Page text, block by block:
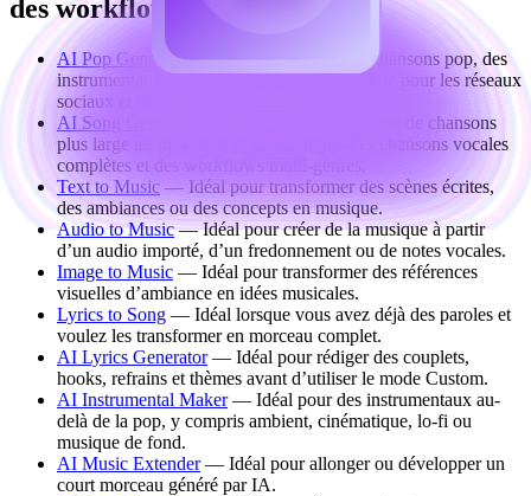
des workflows de chanson pop
AI Pop Generator— Idéal pour créer des chansons pop, des
instrumentaux pop, des démos, de la musique pour les réseaux
sociaux et des idées pop adaptées à la pub.
AI Song Generator
— Idéal pour une création de chansons
plus large au-delà de la pop, y compris des chansons vocales
complètes et des workflows multi-genres.
Text to Music — Idéal pour transformer des scènes écrites,
des ambiances ou des concepts en musique.
Audio to Music— Idéal pour créer de la musique à partir
d’un audio importé, d’un fredonnement ou de notes vocales.
Image to Music — Idéal pour transformer des références
visuelles d’ambiance en idées musicales.
Lyrics to Song — Idéal lorsque vous avez déjà des paroles et
voulez les transformer en morceau complet.
AI Lyrics Generator— Idéal pour rédiger des couplets,
hooks, refrains et thèmes avant d’utiliser le mode Custom.
AI Instrumental Maker— Idéal pour des instrumentaux au-
delà de la pop, y compris ambient, cinématique, lo-fi ou
musique de fond.
AI Music Extender— Idéal pour allonger ou développer un
court morceau généré par IA.